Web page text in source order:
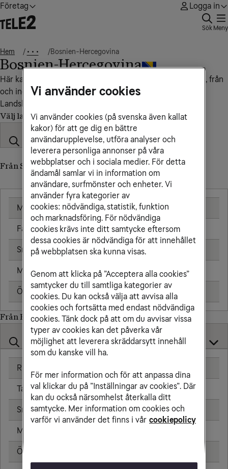
Företag Logga in
Sök Meny
Hem • • • Bosnien-Hercegovina
Bosnien-Hercegovina
Här kan du se vad det kostar att ringa, sms:a och surfa till, från
och inom Bosnien-Hercegovina.
Landskod: +387
Välj land
Från Sverige till Bosnien-Hercegovina
Mobil 7,00 kr/min
Fast telefon 7,00 kr/min
Sms 1,91 kr
Mms 2,39 kr
Öppningsavgift 0,79 kr
Från Bosnien-Hercegovina till
Ringa samtal
Ta emot samtal 20,00 kr/min
Sms 4,80 kr
Mms
Öppningsavgift
Vi använder cookies
Vi använder cookies (på svenska även kallat
kakor) för att ge dig en bättre
användarupplevelse, utföra analyser och
leverera personliga annonser på våra
webbplatser och i sociala medier. För detta
ändamål samlar vi in information om
användare, surfmönster och enheter. Vi
använder fyra kategorier av
cookies: nödvändiga, statistik, funktion
och marknadsföring. För nödvändiga
cookies krävs inte ditt samtycke eftersom
dessa cookies är nödvändiga för att innehållet
på webbplatsen ska kunna visas.
Genom att klicka på ”Acceptera alla cookies”
samtycker du till samtliga kategorier av
cookies. Du kan också välja att avvisa alla
cookies och fortsätta med endast nödvändiga
cookies. Tänk dock på att om du avvisar vissa
typer av cookies kan det påverka vår
möjlighet att leverera skräddarsytt innehåll
som du kanske vill ha.
För mer information och för att anpassa dina
val klickar du på ”Inställningar av cookies”. Där
kan du också närsomhelst återkalla ditt
samtycke. Mer information om cookies och
varför vi använder det finns i vår cookiepolicy